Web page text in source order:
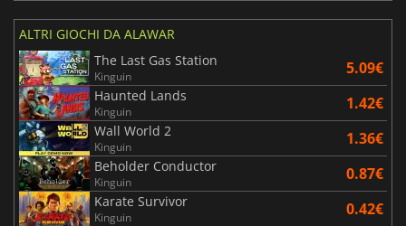
ALTRI GIOCHI DA ALAWAR
The Last Gas Station
Kinguin 5.09€
Haunted Lands
Kinguin 1.42€
Wall World 2
Kinguin 1.36€
Beholder Conductor
Kinguin 0.87€
Karate Survivor
Kinguin 0.42€